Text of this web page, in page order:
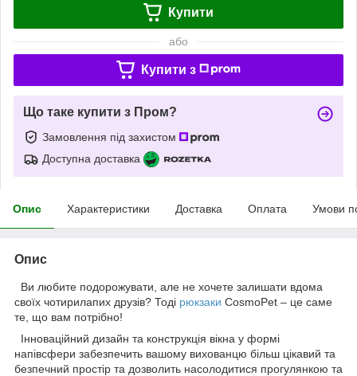
Купити
або
Купити з
Що таке купити з Пром?
Замовлення під захистом
Доступна доставка
Опис Характеристики Доставка Оплата Умови
Опис
Ви любите подорожувати, але не хочете залишати вдома
своїх чотирилапих друзів? Тоді рюкзаки CosmoPet – це саме
те, що вам потрібно!
Інноваційний дизайн та конструкція вікна у формі
напівсфери забезпечить вашому вихованцю більш цікавий та
безпечний простір та дозволить насолодитися прогулянкою та